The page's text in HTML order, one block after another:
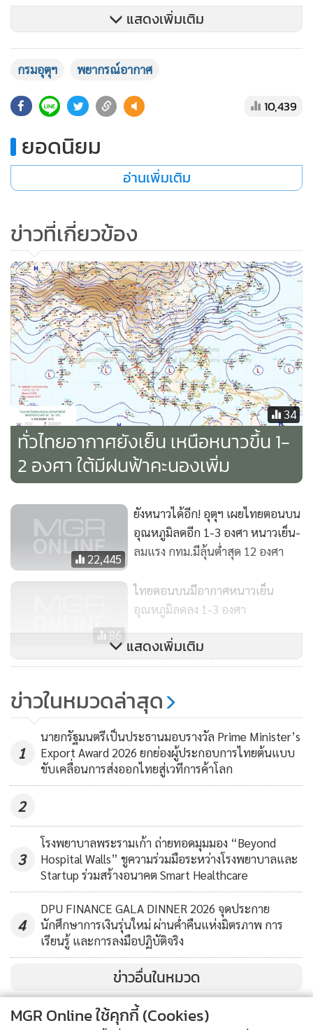
ตั้งแต่จังหวัดชุมพรขึ้นมาห่างฝั่งมีคลื่นสูง 2-3 เมตร อ่าวไทยตอน
ให้ประชาชนบริเวณชายฝั่งภาคใต้ฝั่งตะวันออกระวังอันตราย
จากคลื่นที่ซัดเข้าหาฝั่ง ส่วนชาวเรือควรเดินเรือด้วยความ
ระมัดระวังและเรือเล็กบริเวณอ่าวไทยควรงดออกจากฝั่งในระยะ
ภาคเหนือ
บริเวณพื้นราบ อากาศหนาวกับมีลมแรง อุณหภูมิจะลดลง 1-3
องศาเซลเซียส อุณหภูมิต่ำสุด 7-12 องศาเซลเซียสอุณหภูมิสูงสุด
25-29 องศาเซลเซียส บริเวณยอดดอย มีอากาศหนาวจัด กับมี
น้ำค้างแข็งบางพื้นที่ อุณหภูมิต่ำสุด 1-6 องศาเซลเซียส
ภาคตะวันออกเฉียงเหนือบริเวณพื้นราบ อากาศหนาวถึงหนาว
จัดกับมีลมแรง และอุณหภูมิจะลดลง 1-3 องศาเซลเซียส
อุณหภูมิต่ำสุด 6-14 องศาเซลเซียส อุณหภูมิสูงสุด 25-27 องศา
เซลเซียส บริเวณยอดภู มีอากาศหนาวถึงหนาวจัด อุณหภูมิต่ำสุด
อากาศเย็นถึงหนาวกับมีลมแรง อุณหภูมิต่ำสุด 12-16
องศาเซลเซียส อุณหภูมิสูงสุด 26-28 องศาเซลเซียส
อากาศเย็นถึงหนาวกับมีลมแรง อุณหภูมิต่ำสุด
15-19 องศาเซลเซียส อุณหภูมิสูงสุด 28-31 องศาเซลเซียส ทะเล
มีคลื่นสูงประมาณ 2 เมตร ห่างฝั่งคลื่นสูงมากกว่า 2 เมตร
คะนอง ร้อยละ 20 ของพื้นที่ ส่วนมากบริเวณจังหวัด
นครศรีธรรมราช พัทลุง สงขลา ปัตตานี ยะลา และนราธิวาส
อุณหภูมิต่ำสุด 17-23 องศาเซลเซียส อุณหภูมิสูงสุด 26-30 องศา
เซลเซียส ตั้งแต่จังหวัดชุมพรขึ้นมา ลมตะวันออกเฉียงเหนือ
ความเร็ว 20-35 กม/ชม. ทะเลมีคลื่นสูงประมาณ 2 เมตร ห่างฝั่ง
ออกเฉียงเหนือ ความเร็ว 20-40 กม/ชม. ทะเลมีคลื่นสูง 2-3
เมตร ห่างฝั่งทะเลมีคลื่นสูง 2-4 เมตร
ภาคใต้ (ฝั่งตะวันตก)มีเมฆบางส่วน กับมีลมแรง โดยมีฝนฟ้า
คะนอง ร้อยละ 10 ของพื้นที่ ส่วนมากบริเวณกระบี่ ตรัง และสตูล
อุณหภูมิต่ำสุด 21-24 องศาเซลเซียส อุณหภูมิสูงสุด 30-33 องศา
เซลเซียส ลมตะวันออกเฉียงเหนือ ความเร็ว 20-35 กม/ชม ทะเล
มีคลื่นสูงประมาณ 1 เมตร ห่างฝั่งคลื่นสูง 2-3 เมตร
แสดงเพิ่มเติม
กรมอุตุฯ พยากรณ์อากาศ
10,439
ยอดนิยม
อ่านเพิ่มเติม
ข่าวที่เกี่ยวข้อง
34
ทั่วไทยอากาศยังเย็น เหนือหนาวขึ้น 1-
2 องศา ใต้มีฝนฟ้าคะนองเพิ่ม
22,445
ยังหนาวได้อีก! อุตุฯ เผยไทยตอนบน
อุณหภูมิลดอีก 1-3 องศา หนาวเย็น-
ลมแรง กทม.มีลุ้นต่ำสุด 12 องศา
86
ไทยตอนบนมีอากาศหนาวเย็น
อุณหภูมิลดลง 1-3 องศา
179
อุตุฯ เตือน ฉ.13 ไทยตอนบน
แสดงเพิ่มเติม
ข่าวในหมวดล่าสุด
1
นายกรัฐมนตรีเป็นประธานมอบรางวัล Prime Minister’s
Export Award 2026 ยกย่องผู้ประกอบการไทยต้นแบบ
ขับเคลื่อนการส่งออกไทยสู่เวทีการค้าโลก
2
3
โรงพยาบาลพระรามเก้า ถ่ายทอดมุมมอง “Beyond
Hospital Walls” ชูความร่วมมือระหว่างโรงพยาบาลและ
Startup ร่วมสร้างอนาคต Smart Healthcare
4
DPU FINANCE GALA DINNER 2026 จุดประกาย
นักศึกษาการเงินรุ่นใหม่ ผ่านค่ำคืนแห่งมิตรภาพ การ
เรียนรู้ และการลงมือปฏิบัติจริง
ข่าวอื่นในหมวด
MGR Online ใช้คุกกี้ (Cookies)